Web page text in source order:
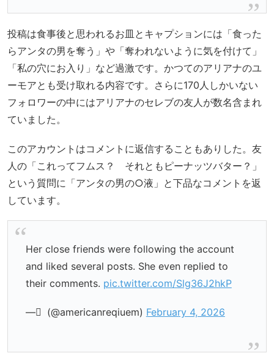
投稿は食事後と思われるお皿とキャプションには「食った
らアンタの男を奪う」や「奪われないように気を付けて」
「私の穴にお入り」など過激です。かつてのアリアナのユ
ーモアとも受け取れる内容です。さらに170人しかいない
フォロワーの中にはアリアナのセレブの友人が数名含まれ
ていました。
このアカウントはコメントに返信することもありした。友
人の「これってフムス？ それともピーナッツバター？」
という質問に「アンタの男の○液」と下品なコメントを返
しています。
Her close friends were following the account
and liked several posts. She even replied to
their comments. pic.twitter.com/Slg36J2hkP
— ً (@americanreqiuem) February 4, 2026